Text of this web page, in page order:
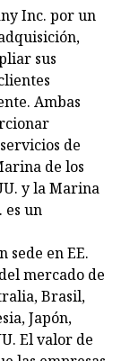
Inc. por un
sus
Ambas
de
de los
y la Marina
es un
sede en EE.
mercado de
Brasil,
Japón,
El valor de